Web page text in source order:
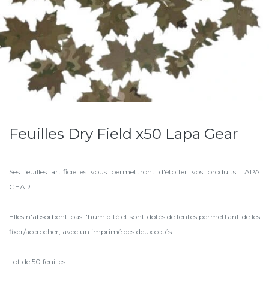
Feuilles Dry Field x50 Lapa Gear
Ses feuilles artificielles vous permettront d'étoffer vos produits LAPA
GEAR.
Elles n'absorbent pas l'humidité et sont dotés de fentes permettant de les
fixer/accrocher, avec un imprimé des deux cotés.
Lot de 50 feuilles.